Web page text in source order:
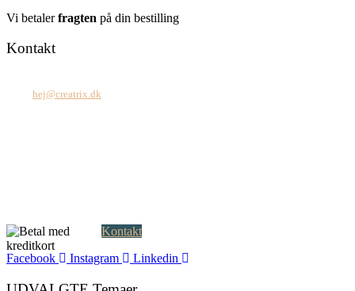
Vi betalerfragten på din bestilling
Kontakt
hej@creatrix.dk
Kontakt
Facebook
Instagram Linkedin